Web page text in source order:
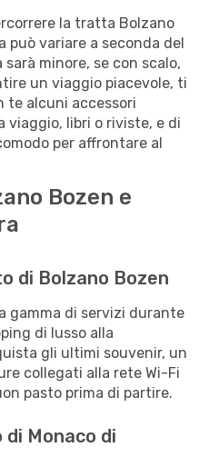
la tratta Bolzano
può variare a seconda del
minore, se con scalo,
un viaggio piacevole, ti
te alcuni accessori
viaggio, libri o riviste, e di
per affrontare al
Bozen e
di Bolzano Bozen
gamma di servizi durante
di lusso alla
gli ultimi souvenir, un
collegati alla rete Wi-Fi
pasto prima di partire.
Monaco di